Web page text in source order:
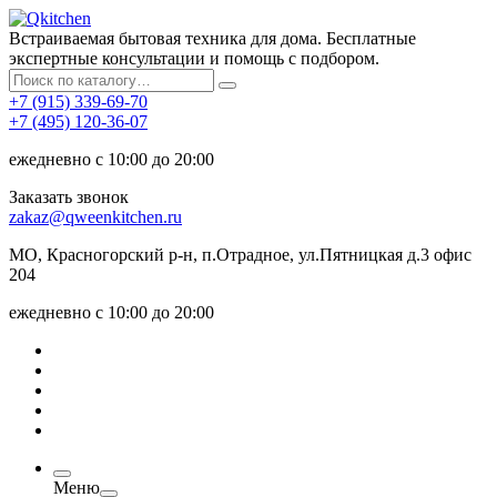
Встраиваемая бытовая техника для дома. Бесплатные
экспертные консультации и помощь с подбором.
+7 (915) 339-69-70
+7 (495) 120-36-07
ежедневно с 10:00 до 20:00
Заказать звонок
zakaz@qweenkitchen.ru
МО, Красногорский р-н, п.Отрадное, ул.Пятницкая д.3 офис
204
ежедневно с 10:00 до 20:00
Меню